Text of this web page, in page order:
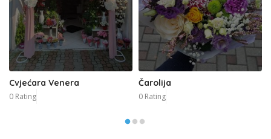
Cvjećara Venera
0 Rating
Čarolija
0 Rating